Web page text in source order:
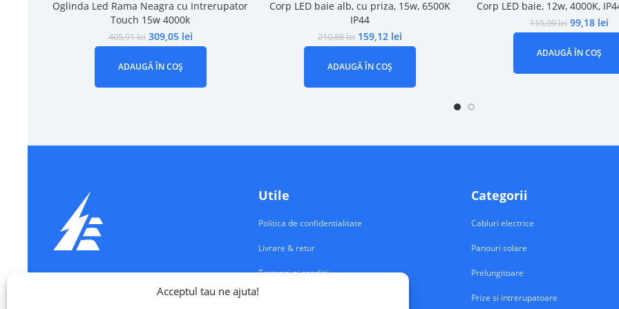
Acceptul tau ne ajuta!
Oglinda Led Rama Neagra cu Intrerupator
Touch 15w 4000k
405,91lei 309,05 lei
ADAUGĂ ÎN COȘ
Corp LED baie alb, cu priza, 15w, 6500K
IP44
210,88lei 159,12 lei
ADAUGĂ ÎN COȘ
Corp LED baie, 12w, 4000K,
115,99lei 99,18 lei
ADAUGĂ ÎN COȘ
Echipamente Electrice
Utile
Politica de confidentialitate
Livrare & retur
Termeni si conditii
Contul meu
Categorii
Cabluri electrice
Panouri solare
Prelungitoare
Prize si intrerupatoare